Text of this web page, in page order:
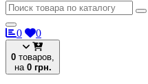
0 0
0 товаров,
на 0 грн.